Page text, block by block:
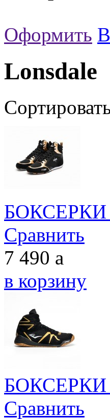
Оформить
Lonsdale
БОКСЕРКИ
Сравнить
7 490 a
в корзину
БОКСЕРКИ
Сравнить